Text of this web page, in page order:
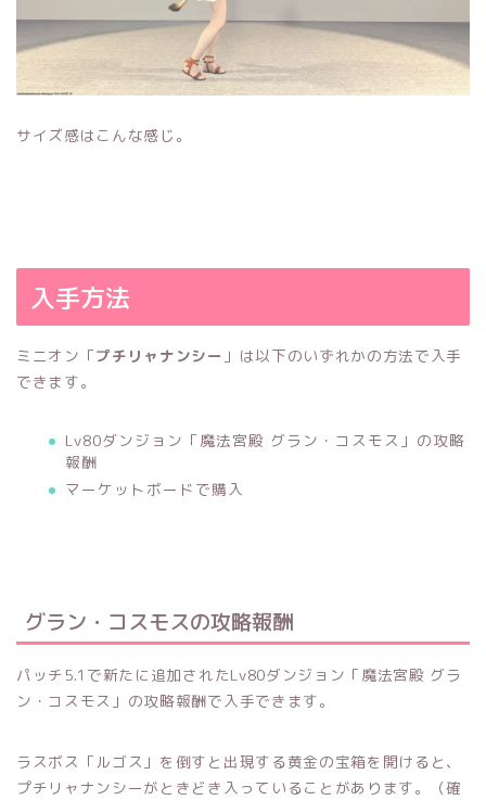
サイズ感はこんな感じ。
入手方法
ミニオン「プチリャナンシー 」は以下のいずれかの方法で入手
できます。
Lv80ダンジョン「魔法宮殿 グラン・コスモス」の攻略
報酬
マーケットボードで購入
グラン・コスモスの攻略報酬
パッチ5.1で新たに追加されたLv80ダンジョン「魔法宮殿 グラ
ン・コスモス」の攻略報酬で入手できます。
ラスボス「ルゴス」を倒すと出現する黄金の宝箱を開けると、
プチリャナンシーがときどき入っていることがあります。（確